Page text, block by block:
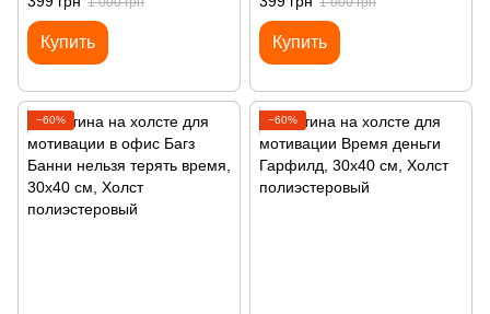
more funny
Купить
сохрани воду, пей
шампанское
Купить
−60% −60%